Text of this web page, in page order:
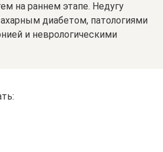
на раннем этапе. Недугу
диабетом, патологиями
и неврологическими